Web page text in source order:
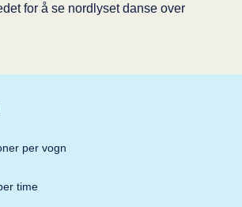
for å se nordlyset danse over
per vogn
time